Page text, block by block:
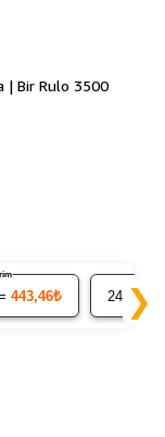
| Bir Rulo 3500
443,46₺ 24x❯